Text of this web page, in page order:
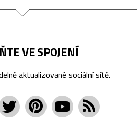
VE SPOJENÍ
aktualizované sociální sítě.